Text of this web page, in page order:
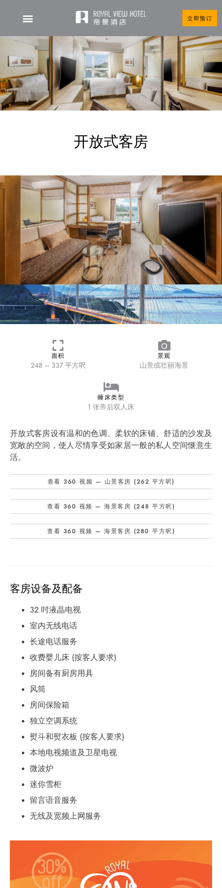
立即预订
开放式客房
面积
248 – 337 平方呎
景观
山景或壮丽海景
睡床类型
1 张帝后双人床
开放式客房设有温和的色调、柔软的床铺、舒适的沙发及
宽敞的空间，使人尽情享受如家居一般的私人空间惬意生
活。
查看 360 视频 — 山景客房 (262 平方呎)
查看 360 视频 — 海景客房 (248 平方呎)
查看 360 视频 — 海景客房 (280 平方呎)
客房设备及配备
32 吋液晶电视
室内无线电话
长途电话服务
收费婴儿床 (按客人要求)
房间备有厨房用具
风筒
房间保险箱
独立空调系统
熨斗和熨衣板 (按客人要求)
本地电视频道及卫星电视
微波炉
迷你雪柜
留言语音服务
无线及宽频上网服务